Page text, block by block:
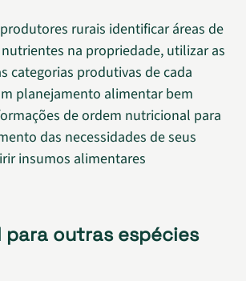
rurais identificar áreas de
na propriedade, utilizar as
categorias produtivas de cada
planejamento alimentar bem
de ordem nutricional para
das necessidades de seus
insumos alimentares
para outras espécies